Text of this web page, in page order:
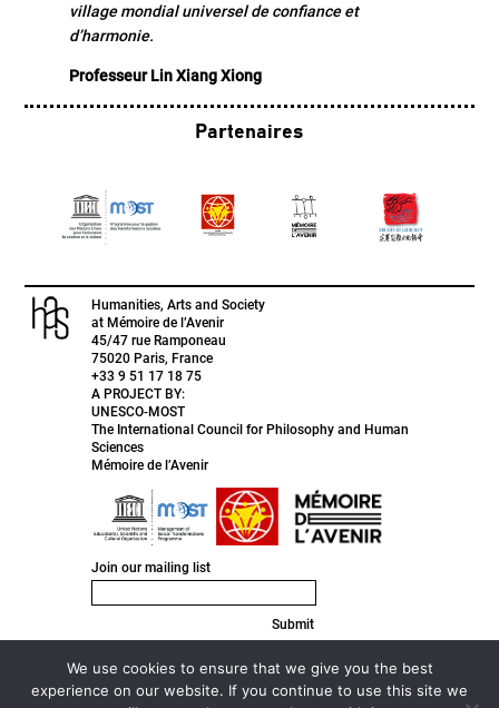
We use cookies to ensure that we give you the best
experience on our website. If you continue to use this site we
village mondial universel de confiance et
d’harmonie.
Professeur Lin Xiang Xiong
Partenaires
Humanities, Arts and Society
at Mémoire de l’Avenir
45/47 rue Ramponeau
75020 Paris, France
+33 9 51 17 18 75
A PROJECT BY:
UNESCO-MOST
The International Council for Philosophy and Human
Sciences
Mémoire de l’Avenir
Join our mailing list
Submit
INSTAGRAM
LINKEDIN